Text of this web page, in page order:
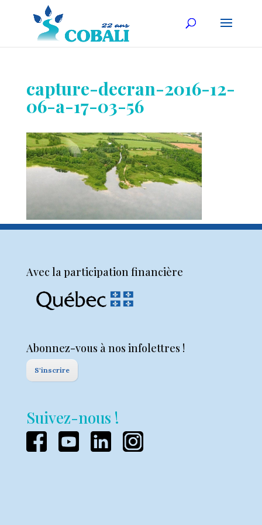
capture-decran-2016-12-
06-a-17-03-56
Avec la participation financière
Abonnez-vous à nos infolettres !
S'inscrire
Suivez-nous !